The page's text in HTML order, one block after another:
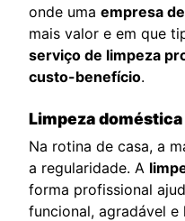
onde uma empresa
mais valor e em que
serviço de limpeza
custo-benefício.
Limpeza
Na rotina de casa, a
a regularidade. A
forma profissional
funcional, agradável